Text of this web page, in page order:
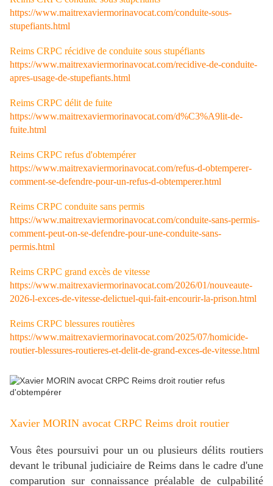
https://www.maitrexaviermorinavocat.com/conduite-sous-
stupefiants.html
Reims CRPC récidive de conduite sous stupéfiants
https://www.maitrexaviermorinavocat.com/recidive-de-conduite-
apres-usage-de-stupefiants.html
Reims CRPC délit de fuite
https://www.maitrexaviermorinavocat.com/d%C3%A9lit-de-
fuite.html
Reims CRPC refus d'obtempérer
https://www.maitrexaviermorinavocat.com/refus-d-obtemperer-
comment-se-defendre-pour-un-refus-d-obtemperer.html
Reims CRPC conduite sans permis
https://www.maitrexaviermorinavocat.com/conduite-sans-permis-
comment-peut-on-se-defendre-pour-une-conduite-sans-
permis.html
Reims CRPC grand excès de vitesse
https://www.maitrexaviermorinavocat.com/2026/01/nouveaute-
2026-l-exces-de-vitesse-delictuel-qui-fait-encourir-la-prison.html
Reims CRPC blessures routières
https://www.maitrexaviermorinavocat.com/2025/07/homicide-
routier-blessures-routieres-et-delit-de-grand-exces-de-vitesse.html
Xavier MORIN avocat CRPC Reims droit routier
Vous êtes poursuivi pour un ou plusieurs délits routiers
devant le tribunal judiciaire de Reims dans le cadre d'une
comparution sur connaissance préalable de culpabilité